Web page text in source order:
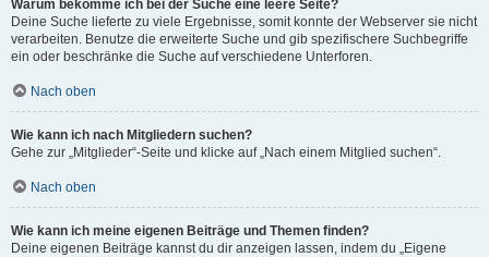
Warum bekomme ich bei der Suche eine leere Seite?
Deine Suche lieferte zu viele Ergebnisse, somit konnte der Webserver sie nicht
verarbeiten. Benutze die erweiterte Suche und gib spezifischere Suchbegriffe
ein oder beschränke die Suche auf verschiedene Unterforen.
Nach oben
Wie kann ich nach Mitgliedern suchen?
Gehe zur „Mitglieder“-Seite und klicke auf „Nach einem Mitglied suchen“.
Nach oben
Wie kann ich meine eigenen Beiträge und Themen finden?
Deine eigenen Beiträge kannst du dir anzeigen lassen, indem du „Eigene